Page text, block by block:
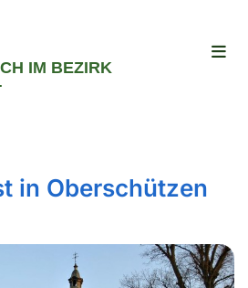
IM BEZIRK
in Oberschützen